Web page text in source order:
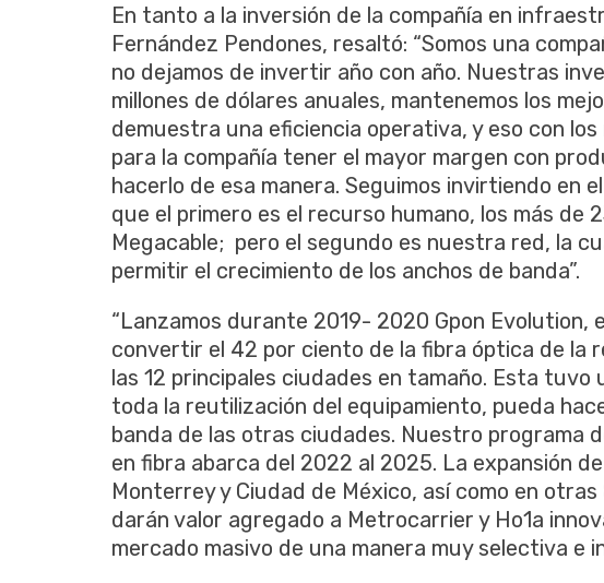
En tanto a la inversión de la compañía en
Fernández Pendones, resaltó: “Somos una
no dejamos de invertir año con año. Nuestras
millones de dólares anuales, mantenemos los
demuestra una eficiencia operativa, y eso con
para la compañía tener el mayor margen con
hacerlo de esa manera. Seguimos invirtiendo en
que el primero es el recurso humano, los más de
Megacable; pero el segundo es nuestra red, la
permitir el crecimiento de los anchos de banda”.
“Lanzamos durante 2019- 2020 Gpon Evolution,
convertir el 42 por ciento de la fibra óptica de la
las 12 principales ciudades en tamaño. Esta tuvo
toda la reutilización del equipamiento, pueda
banda de las otras ciudades. Nuestro programa
en fibra abarca del 2022 al 2025. La expansión
Monterrey y Ciudad de México, así como en
darán valor agregado a Metrocarrier y Ho1a
mercado masivo de una manera muy selectiva e